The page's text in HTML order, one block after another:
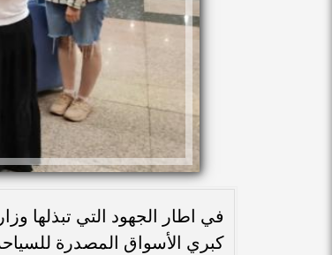
في اطار الجهود التي تبذلها
كبري الأسواق المصدرة